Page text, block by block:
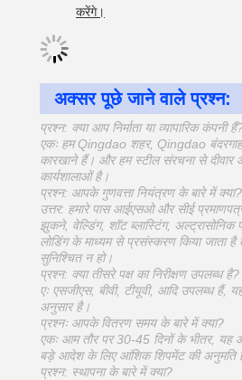
करेंगे।
अक्सर पूछे जाने वाले प्रश्न:
प्रश्न: क्या आप निर्माता या व्यापारिक कंपनी
एकः हम Qingdao शहर, Qingdao बंदरगाह
कारखाने हैं। और हम स्टील संरचना से
कार्यशालाओं है।
प्रश्न: आपके गुणवत्ता नियंत्रण के बारे में क्या?
उत्तर: हमारे पास आईएसओ और सीई
झुकने, वेल्डिंग, शॉट ब्लास्टिंग, अल्ट्रासोनिक
लोडिंग के माध्यम से प्रसंस्करण किया जाता है
सुनिश्चित न हो।
प्रश्न: क्या तीसरे पक्ष का निरीक्षण उपलब्ध है?
एः एसजीएस, बीवी, टीयूवी, आदि उपलब्ध हैं,
अनुसार है।
प्रश्नः आपके वितरण समय के बारे में क्या?
एकः आम तौर पर 30-45 दिनों के भीतर, यह
बड़े आदेश के लिए आंशिक शिपमेंट की अनुमति
प्रश्न: स्थापना के बारे में क्या?